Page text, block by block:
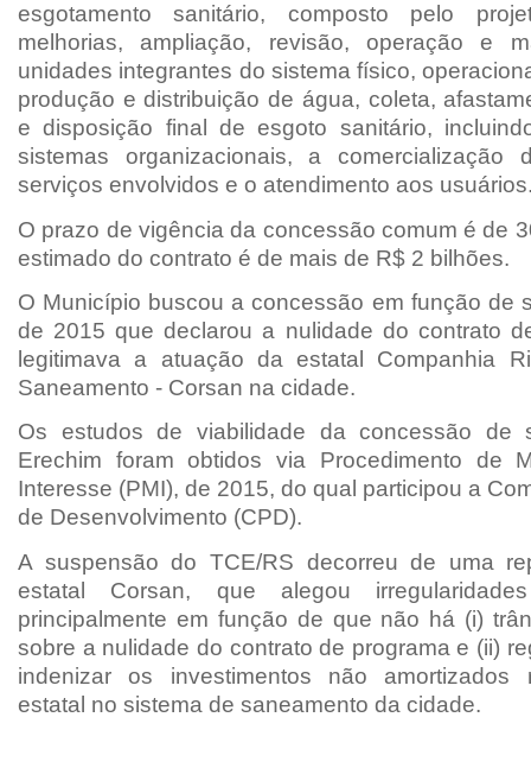
esgotamento sanitário, composto pelo
melhorias, ampliação, revisão, operação e
unidades integrantes do sistema físico,
produção e distribuição de água, coleta,
e disposição final de esgoto sanitário,
sistemas organizacionais, a comercialização
serviços envolvidos e o atendimento aos
O prazo de vigência da concessão comum é de
estimado do contrato é de mais de R$ 2 bilhões.
O Município buscou a concessão em função de
de 2015 que declarou a nulidade do contrato
legitimava a atuação da estatal Companhia
Saneamento - Corsan na cidade.
Os estudos de viabilidade da concessão de
Erechim foram obtidos via Procedimento de
Interesse (PMI), de 2015, do qual participou a
de Desenvolvimento (CPD).
A suspensão do TCE/RS decorreu de uma
estatal Corsan, que alegou
principalmente em função de que não há (i)
sobre a nulidade do contrato de programa e (ii)
indenizar os investimentos não amortizados
estatal no sistema de saneamento da cidade.